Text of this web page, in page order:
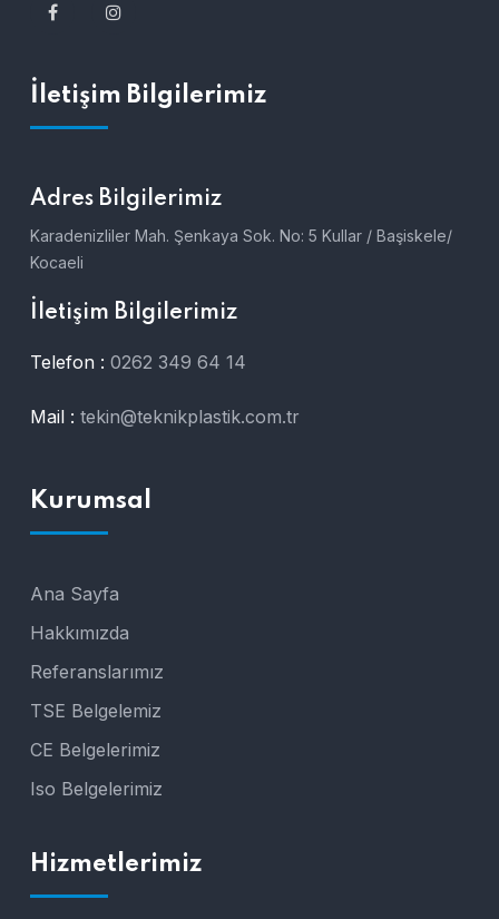
İletişim Bilgilerimiz
Adres Bilgilerimiz
Karadenizliler Mah. Şenkaya Sok. No: 5 Kullar / Başiskele/
Kocaeli
İletişim Bilgilerimiz
Telefon : 0262 349 64 14
Mail : tekin@teknikplastik.com.tr
Kurumsal
Ana Sayfa
Hakkımızda
Referanslarımız
TSE Belgelemiz
CE Belgelerimiz
Iso Belgelerimiz
Hizmetlerimiz